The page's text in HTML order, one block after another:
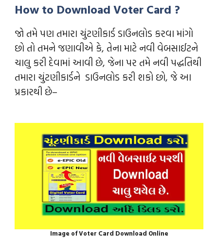
How to Download Voter Card ?
જો તમે પણ તમારા ચુંટણીકાર્ડ ડાઉનલોડ કરવા માંગો
છો તો તમને જણાવીએ કે, તેના માટે નવી વેબસાઈટને
ચાલુ કરી દેવામાં આવી છે, જેના પર તમે નવી પદ્ધતિથી
તમારા ચુંટણીકાર્ડને ડાઉનલોડ કરી શકો છો, જે આ
પ્રકારથી છે–
Image of Voter Card Download Online